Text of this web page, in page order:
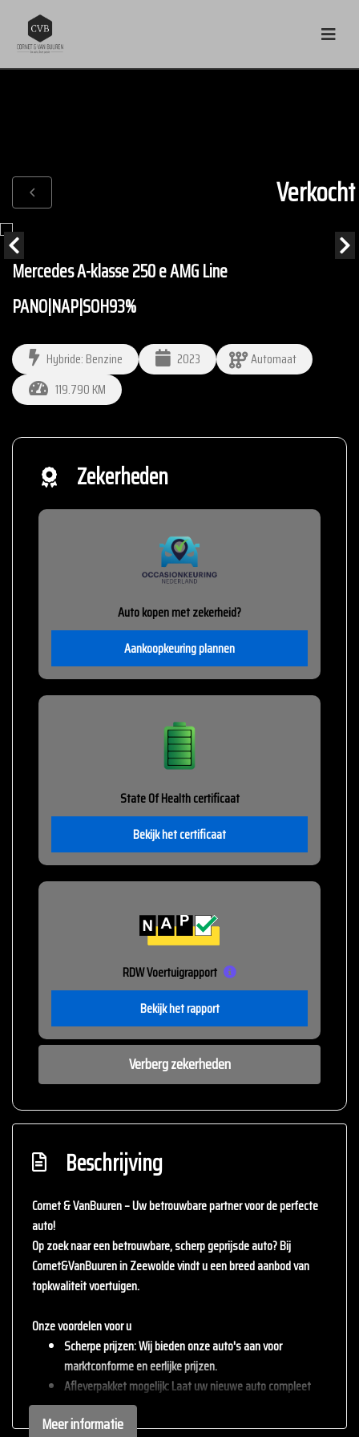
Verkocht
Mercedes A-klasse 250 e AMG Line
PANO|NAP|SOH93%
Hybride: Benzine 2023
Automaat
119.790 KM
Zekerheden
Auto kopen met zekerheid?
Aankoopkeuring plannen
State Of Health certificaat
Bekijk het certificaat
RDW Voertuigrapport
Bekijk het rapport
Verberg zekerheden
Beschrijving
Cornet & VanBuuren – Uw betrouwbare partner voor de perfecte
auto!
Op zoek naar een betrouwbare, scherp geprijsde auto? Bij
Cornet&VanBuurenin Zeewolde vindt u een breed aanbod van
topkwaliteit voertuigen.
Onze voordelen voor u
Scherpe prijzen: Wij bieden onze auto's aan voor
marktconforme en eerlijke prijzen.
Afleverpakket mogelijk: Laat uw nieuwe auto compleet
afleveren met één van onze afleverpakketten (tegen
meerprijs).
Meer informatie